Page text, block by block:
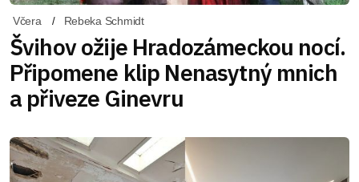
Včera Rebeka Schmidt
Švihov ožije Hradozámeckou nocí.
Připomene klip Nenasytný mnich
a přiveze Ginevru